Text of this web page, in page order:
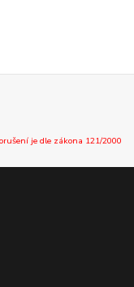
je dle zákona 121/2000